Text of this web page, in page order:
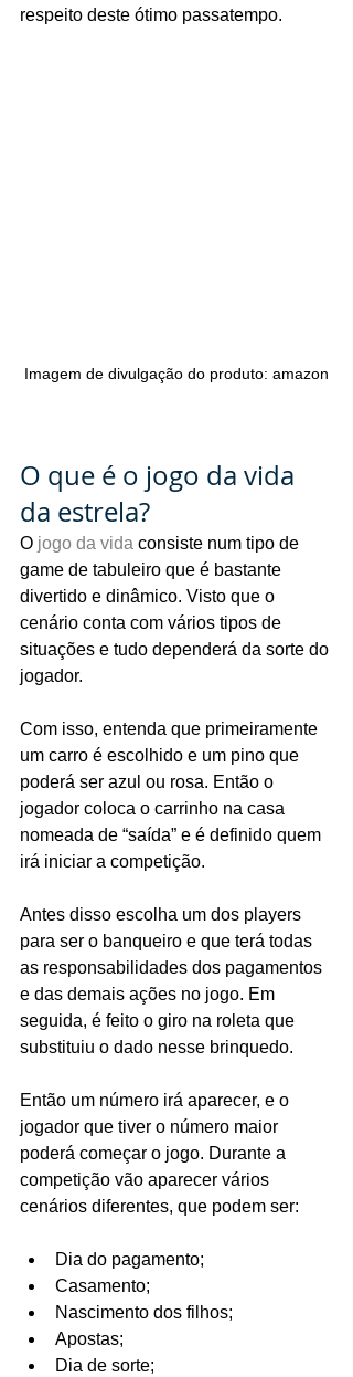
respeito deste ótimo passatempo.
Imagem de divulgação do produto: amazon
O que é o jogo da vida
da estrela?
O jogo da vida consiste num tipo de
game de tabuleiro que é bastante
divertido e dinâmico. Visto que o
cenário conta com vários tipos de
situações e tudo dependerá da sorte do
jogador.
Com isso, entenda que primeiramente
um carro é escolhido e um pino que
poderá ser azul ou rosa. Então o
jogador coloca o carrinho na casa
nomeada de “saída” e é definido quem
irá iniciar a competição.
Antes disso escolha um dos players
para ser o banqueiro e que terá todas
as responsabilidades dos pagamentos
e das demais ações no jogo. Em
seguida, é feito o giro na roleta que
substituiu o dado nesse brinquedo.
Então um número irá aparecer, e o
jogador que tiver o número maior
poderá começar o jogo. Durante a
competição vão aparecer vários
cenários diferentes, que podem ser:
Dia do pagamento;
Casamento;
Nascimento dos filhos;
Apostas;
Dia de sorte;